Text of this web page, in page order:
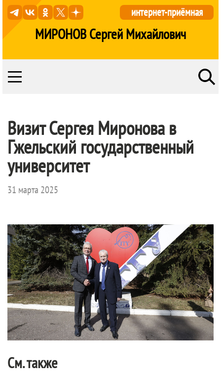
МИРОНОВ Сергей Михайлович
интернет-приёмная
Визит Сергея Миронова в
Гжельский государственный
университет
31 марта 2025
См. также